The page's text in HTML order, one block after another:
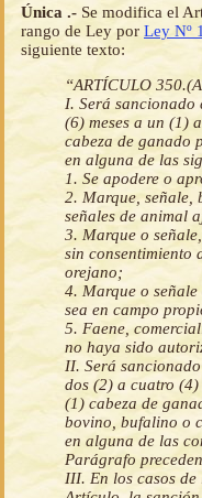
Única .- Se modifica el
rango de Ley por Ley Nº
siguiente texto:
“ARTÍCULO
I. Será
(6) meses a un (1)
cabeza de ganado
en alguna de las
1. Se apodere o
2. Marque, señale,
señales de animal
3. Marque o
sin consentimiento
orejano;
4. Marque o
sea en campo
5. Faene,
no haya sido
II. Será
dos (2) a cuatro
(1) cabeza de
bovino, bufalino o
en alguna de las
Parágrafo
III. En los casos